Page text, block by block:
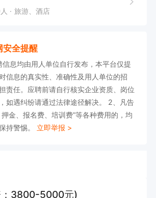
旅游、酒店
安全提醒
信息均由用人单位自行发布，本平台仅提
信息的真实性、准确性及用人单位的招
责任。应聘前请自行核实企业资质、岗位
如遇纠纷请通过法律途径解决。 2、凡告
金、报名费、培训费”等各种费用的，均
持警惕。 立即举报 >
：3800-5000元)